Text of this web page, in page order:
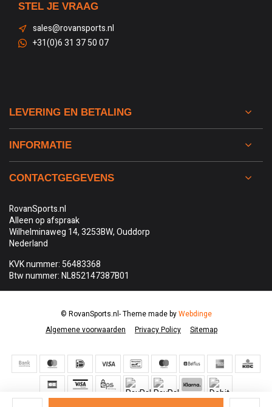
STEL JE VRAAG
sales@rovansports.nl
+31(0)6 31 37 50 07
LEVERING EN BETALING
INFORMATIE
CONTACTGEGEVENS
RovanSports.nl
Alleen op afspraak
Wilhelminaweg 14, 3253BW, Ouddorp
Nederland
KVK nummer: 56483368
Btw nummer: NL852147387B01
Algemene voorwaarden Privacy Policy Sitemap
© RovanSports.nl- Theme made byWebdinge